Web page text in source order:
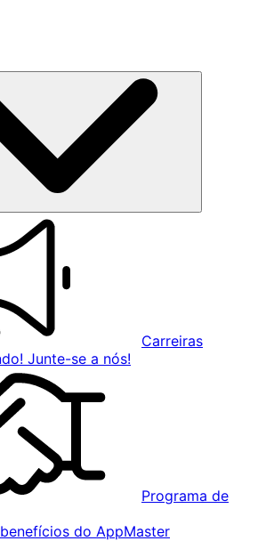
Carreiras
Junte-se a nós!
Programa de
do AppMaster